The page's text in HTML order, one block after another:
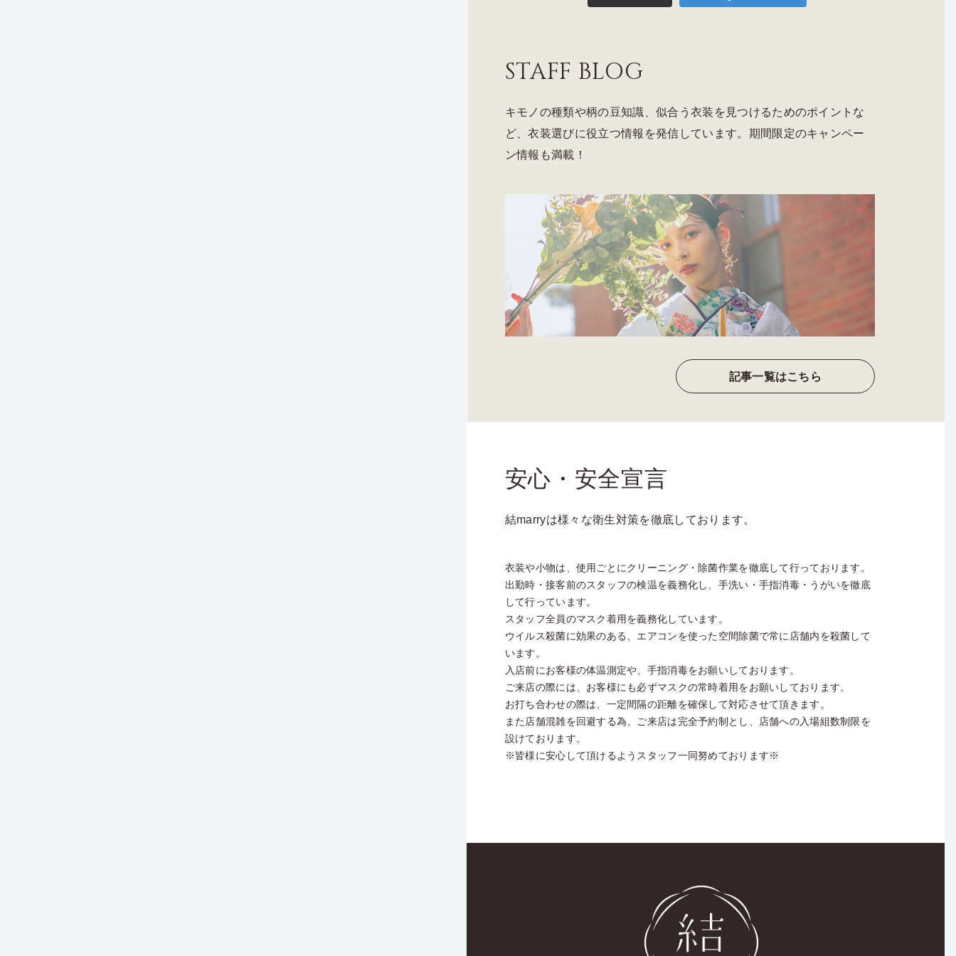
STAFF BLOG
キモノの種類や柄の豆知識、似合う衣装を見つけるためのポイントな
ど、衣装選びに役立つ情報を発信しています。期間限定のキャンペー
ン情報も満載！
記事一覧はこちら
安心・安全宣言
結marryは様々な衛生対策を徹底しております。
衣装や小物は、使用ごとにクリーニング・除菌作業を徹底して行っております。
出勤時・接客前のスタッフの検温を義務化し、手洗い・手指消毒・うがいを徹底
して行っています。
スタッフ全員のマスク着用を義務化しています。
ウイルス殺菌に効果のある、エアコンを使った空間除菌で常に店舗内を殺菌して
います。
入店前にお客様の体温測定や、手指消毒をお願いしております。
ご来店の際には、お客様にも必ずマスクの常時着用をお願いしております。
お打ち合わせの際は、一定間隔の距離を確保して対応させて頂きます。
また店舗混雑を回避する為、ご来店は完全予約制とし、店舗への入場組数制限を
設けております。
※皆様に安心して頂けるようスタッフ一同努めております※